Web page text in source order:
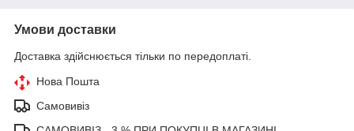
Умови доставки
Доставка здійснюється тільки по передоплаті.
Нова Пошта
Самовивіз